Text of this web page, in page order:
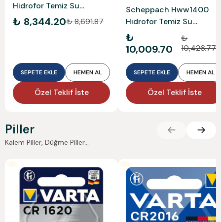
Hidrofor Temiz Su
Pompası 5908608901
₺ 8,344.20₺ 8,691.87
SEPETE EKLE HEMEN AL
Özel Teklif İste
Scheppach Hww1400
Hidrofor Temiz Su
Pompası 5908609901
₺
10,009.70
₺
10,426.77
SEPETE EKLE HEMEN AL
Özel Teklif İste
Piller
Kalem Piller, Düğme Piller...